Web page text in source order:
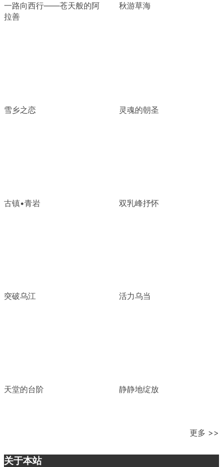
一路向西行——苍天般的阿
拉善
秋游草海
雪乡之恋 灵魂的朝圣
古镇•青岩 双乳峰抒怀
突破乌江 活力乌当
天堂的台阶 静静地绽放
更多 >>
关于本站